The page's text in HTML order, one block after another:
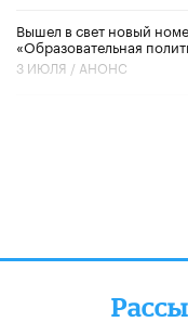
Вышел в свет новый
«Образовательная
3 ИЮЛЯ / АНОНС